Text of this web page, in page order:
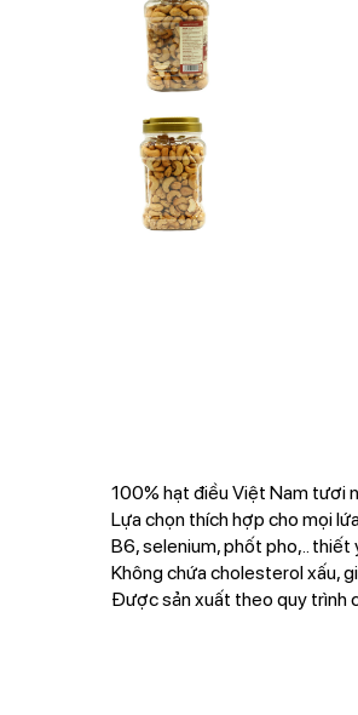
100% hạt điều Việt Nam tươi
Lựa chọn thích hợp cho mọi
B6, selenium, phốt pho,.. thiết
Không chứa cholesterol xấu,
Được sản xuất theo quy trình